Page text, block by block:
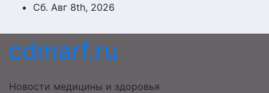
Перейти
содержимому
Сб. Авг 8th, 2026
cdmarf.ru
Новости медицины и здоровья